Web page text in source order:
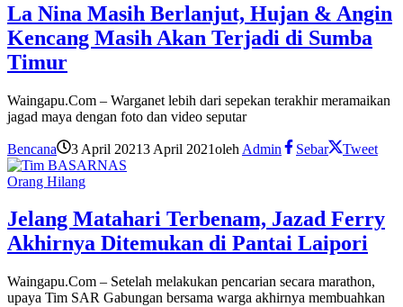
La Nina Masih Berlanjut, Hujan & Angin
Kencang Masih Akan Terjadi di Sumba
Timur
Waingapu.Com – Warganet lebih dari sepekan terakhir meramaikan
jagad maya dengan foto dan video seputar
Bencana 3 April 20213 April 2021oleh Admin Sebar Tweet
Orang Hilang
Jelang Matahari Terbenam, Jazad Ferry
Akhirnya Ditemukan di Pantai Laipori
Waingapu.Com – Setelah melakukan pencarian secara marathon,
upaya Tim SAR Gabungan bersama warga akhirnya membuahkan